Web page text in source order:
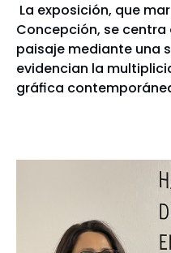
La exposición, que
Concepción, se
paisaje mediante una
evidencian la
gráfica